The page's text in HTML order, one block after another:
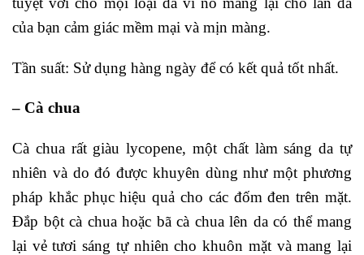
của bạn cảm giác mềm mại và mịn màng.
Tần suất: Sử dụng hàng ngày để có kết quả tốt nhất.
– Cà chua
Cà chua rất giàu lycopene, một chất làm sáng da tự
nhiên và do đó được khuyên dùng như một phương
pháp khắc phục hiệu quả cho các đốm đen trên mặt.
Đắp bột cà chua hoặc bã cà chua lên da có thể mang
lại vẻ tươi sáng tự nhiên cho khuôn mặt và mang lại